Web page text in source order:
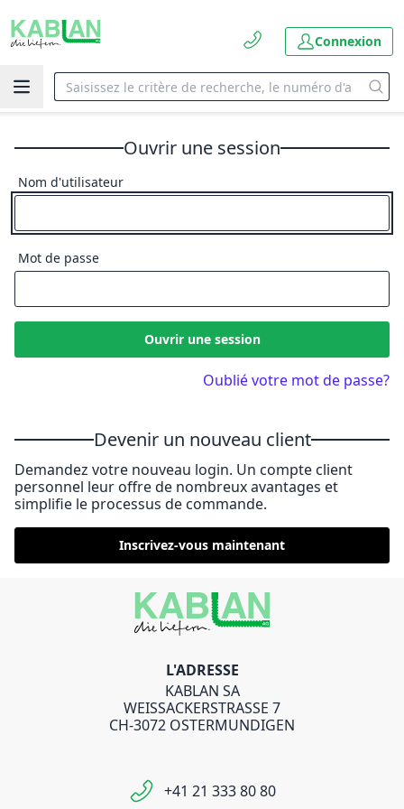
Connexion
Ouvrir une session
Nom d'utilisateur
Mot de passe
Ouvrir une session
Oublié votre mot de passe?
Devenir un nouveau client
Demandez votre nouveau login. Un compte client
personnel leur offre de nombreux avantages et
simplifie le processus de commande.
Inscrivez-vous maintenant
L'ADRESSE
KABLAN SA
WEISSACKERSTRASSE 7
CH-3072 OSTERMUNDIGEN
+41 21 333 80 80